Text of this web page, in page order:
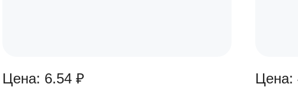
Цена: 6.54 ₽ Цена: